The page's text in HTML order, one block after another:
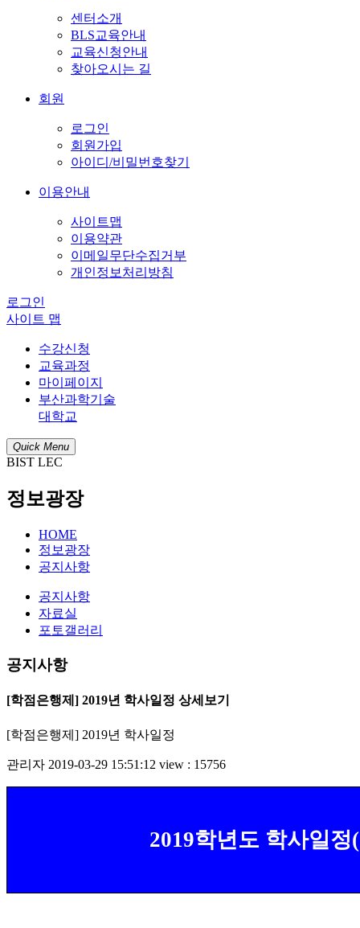
센터소개
BLS교육안내
교육신청안내
찾아오시는 길
회원
로그인
회원가입
아이디/비밀번호찾기
이용안내
사이트맵
이용약관
이메일무단수집거부
개인정보처리방침
로그인
사이트 맵
수강신청
교육과정
마이페이지
부산과학기술
대학교
Quick Menu
BIST LEC
정보광장
HOME
정보광장
공지사항
공지사항
자료실
포토갤러리
공지사항
[학점은행제] 2019년 학사일정 상세보기
[학점은행제] 2019년 학사일정
관리자 2019-03-29 15:51:12 view : 15756
2019학년도 학사일정(